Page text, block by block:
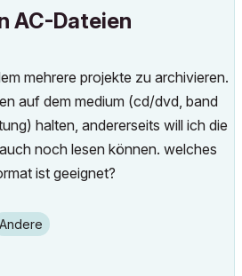
AC-Dateien
mehrere projekte zu archivieren.
auf dem medium (cd/dvd, band
halten, andererseits will ich die
noch lesen können. welches
ist geeignet?
Andere